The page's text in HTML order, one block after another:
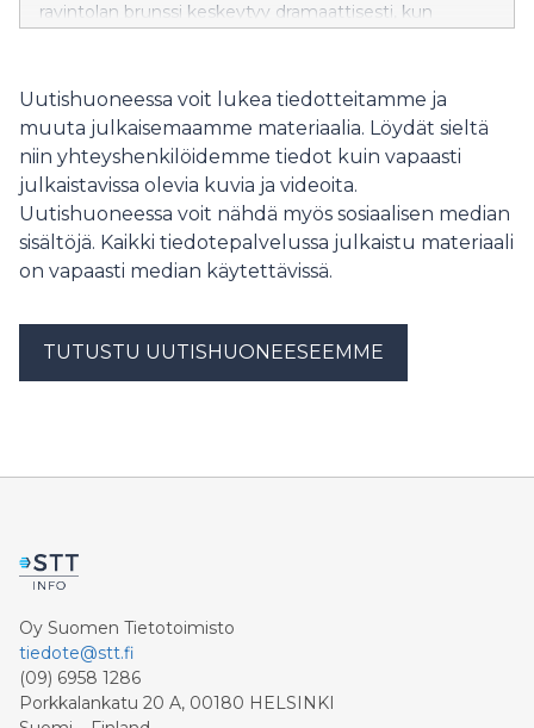
ravintolan brunssi keskeytyy dramaattisesti, kun
kasvaessa.
Uutishuoneessa voit lukea tiedotteitamme ja
muuta julkaisemaamme materiaalia. Löydät sieltä
niin yhteyshenkilöidemme tiedot kuin vapaasti
julkaistavissa olevia kuvia ja videoita.
Uutishuoneessa voit nähdä myös sosiaalisen median
sisältöjä. Kaikki tiedotepalvelussa julkaistu materiaali
on vapaasti median käytettävissä.
TUTUSTU UUTISHUONEESEEMME
Oy Suomen Tietotoimisto
tiedote@stt.fi
(09) 6958 1286
Porkkalankatu 20 A, 00180 HELSINKI